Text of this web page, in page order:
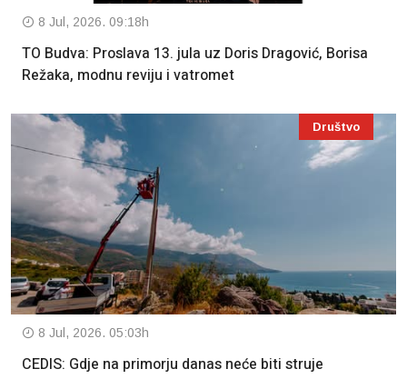
8 Jul, 2026. 09:18h
TO Budva: Proslava 13. jula uz Doris Dragović, Borisa
Režaka, modnu reviju i vatromet
Društvo
8 Jul, 2026. 05:03h
CEDIS: Gdje na primorju danas neće biti struje